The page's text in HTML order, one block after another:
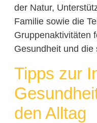
der Natur,
Familie sowie die
Gruppenaktivitäten
Gesundheit und die
Tipps zur
den Alltag